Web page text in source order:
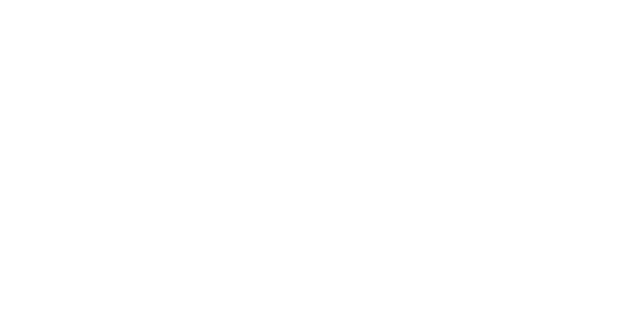
annonceurs tiers.
les fournisseurs de cookies individuels.